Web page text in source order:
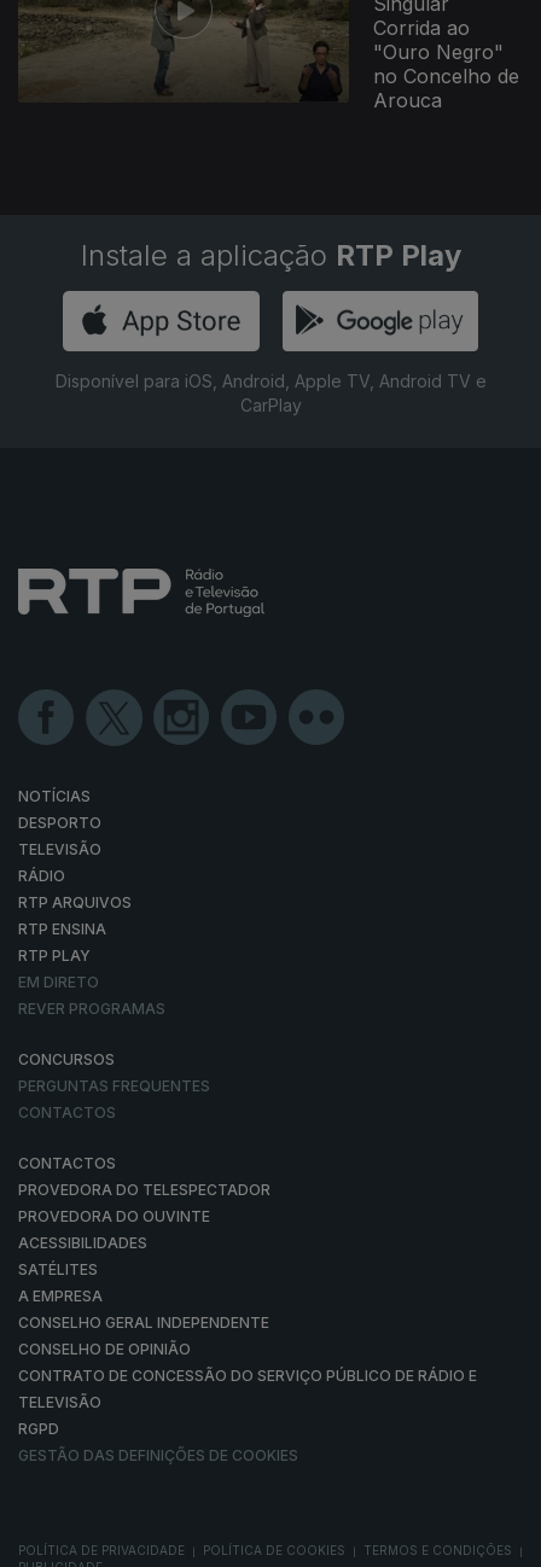
Corrida ao
"Ouro Negro"
no Concelho de
Arouca
Instale a aplicação RTP Play
Disponível para iOS, Android, Apple TV, Android TV e
CarPlay
NOTÍCIAS
DESPORTO
TELEVISÃO
RÁDIO
RTP ARQUIVOS
RTP ENSINA
RTP PLAY
EM DIRETO
REVER PROGRAMAS
CONCURSOS
PERGUNTAS FREQUENTES
CONTACTOS
CONTACTOS
PROVEDORA DO TELESPECTADOR
PROVEDORA DO OUVINTE
ACESSIBILIDADES
SATÉLITES
A EMPRESA
CONSELHO GERAL INDEPENDENTE
CONSELHO DE OPINIÃO
CONTRATO DE CONCESSÃO DO SERVIÇO PÚBLICO DE RÁDIO E
TELEVISÃO
RGPD
GESTÃO DAS DEFINIÇÕES DE COOKIES
POLÍTICA DE PRIVACIDADE POLÍTICA DE COOKIES TERMOS E CONDIÇÕES